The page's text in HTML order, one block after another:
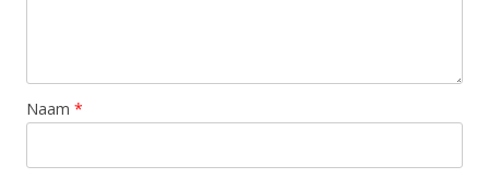
Naam *